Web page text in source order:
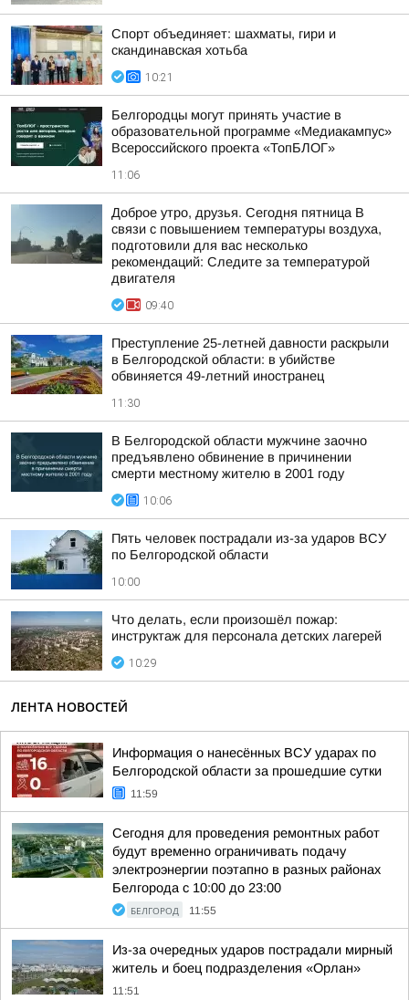
Спорт объединяет: шахматы, гири и
скандинавская хотьба
10:21
Белгородцы могут принять участие в
образовательной программе «Медиакампус»
Всероссийского проекта «ТопБЛОГ»
11:06
Доброе утро, друзья. Сегодня пятница В
связи с повышением температуры воздуха,
подготовили для вас несколько
рекомендаций: Следите за температурой
двигателя
09:40
Преступление 25-летней давности раскрыли
в Белгородской области: в убийстве
обвиняется 49-летний иностранец
11:30
В Белгородской области мужчине заочно
предъявлено обвинение в причинении
смерти местному жителю в 2001 году
10:06
Пять человек пострадали из-за ударов ВСУ
по Белгородской области
10:00
Что делать, если произошёл пожар:
инструктаж для персонала детских лагерей
10:29
ЛЕНТА НОВОСТЕЙ
Информация о нанесённых ВСУ ударах по
Белгородской области за прошедшие сутки
11:59
Сегодня для проведения ремонтных работ
будут временно ограничивать подачу
электроэнергии поэтапно в разных районах
Белгорода с 10:00 до 23:00
БЕЛГОРОД 11:55
Из-за очередных ударов пострадали мирный
житель и боец подразделения «Орлан»
11:51